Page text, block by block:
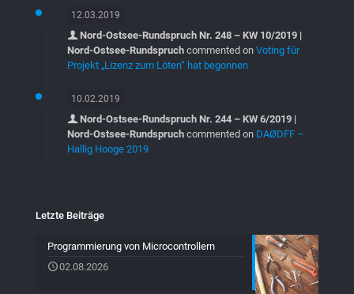
12.03.2019
Nord-Ostsee-Rundspruch Nr. 248 – KW 10/2019 |
Nord-Ostsee-Rundspruch commented on Voting für
Projekt „Lizenz zum Löten“ hat begonnen
10.02.2019
Nord-Ostsee-Rundspruch Nr. 244 – KW 6/2019 |
Nord-Ostsee-Rundspruch commented on DAØDFF –
Hallig Hooge 2019
Letzte Beiträge
Programmierung von Microcontrollern
02.08.2026